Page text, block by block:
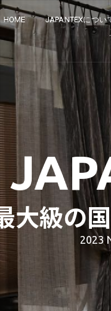
HOME JAPANTEXについ
大級の
2023